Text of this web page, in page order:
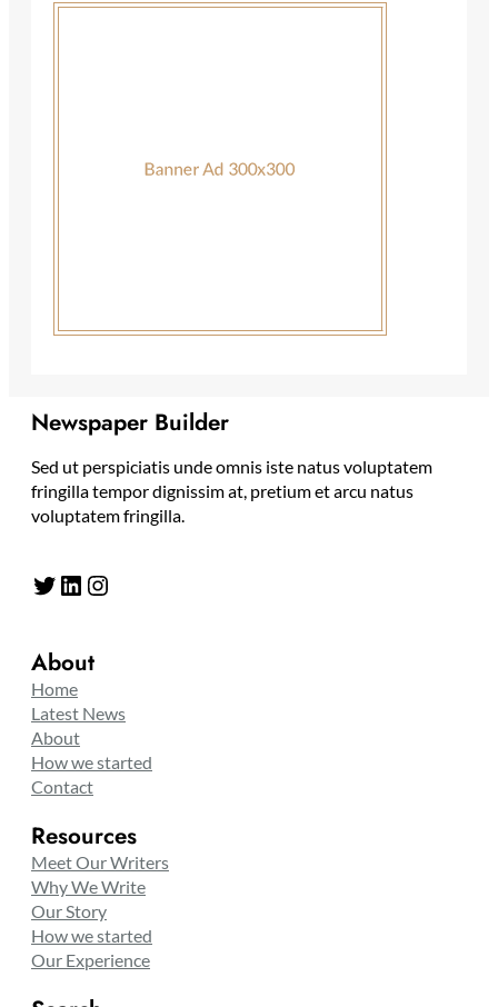
Newspaper Builder
Sed ut perspiciatis unde omnis iste natus voluptatem
fringilla tempor dignissim at, pretium et arcu natus
voluptatem fringilla.
Twitter LinkedIn Instagram
About
Home
Latest News
About
How we started
Contact
Resources
Meet Our Writers
Why We Write
Our Story
How we started
Our Experience